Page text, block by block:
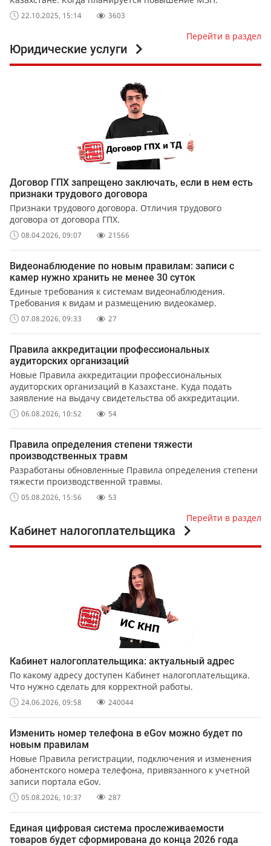
22.10.2025, 15:14 3603
Перейти в раздел
Юридические услуги
Договор ГПХ запрещено заключать, если в нем есть
признаки трудового договора
Признаки трудового договора. Отличия трудового
договора от договора ГПХ.
08.04.2026, 09:07 21566
Видеонаблюдение по новым правилам: записи с
камер нужно хранить не менее 30 суток
Единые требования к системам видеонаблюдения.
Требования к видам и размещению видеокамер.
07.08.2026, 09:33 27
Правила аккредитации профессиональных
аудиторских организаций
Новые Правила аккредитации профессиональных
аудиторских организаций в Казахстане. Куда подать
заявление на выдачу свидетельства об аккредитации.
06.08.2026, 10:52 54
Правила определения степени тяжести
производственных травм
Разработаны обновленные Правила определения степени
тяжести производственной травмы.
05.08.2026, 15:56 53
Перейти в раздел
Кабинет налогоплательщика
Кабинет налогоплательщика: актуальный адрес
По какому адресу доступен Кабинет налогоплательщика.
Что нужно сделать для корректной работы.
24.06.2026, 09:58 240044
Изменить номер телефона в eGov можно будет по
новым правилам
Новые Правила регистрации, подключения и изменения
абонентского номера телефона, привязанного к учетной
записи портала eGov.
05.08.2026, 10:37 287
Единая цифровая система прослеживаемости
товаров будет сформирована до конца 2026 года